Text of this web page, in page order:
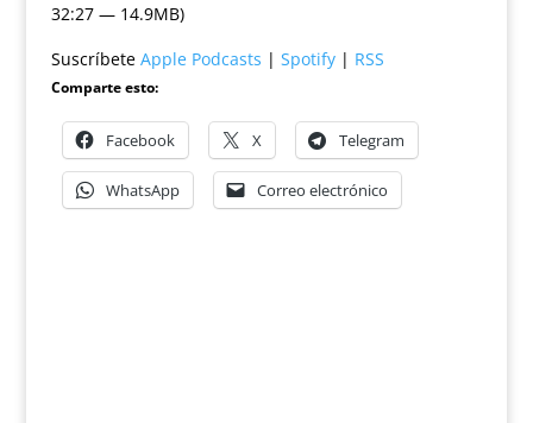
32:27 — 14.9MB)
Suscríbete Apple Podcasts | Spotify| RSS
Comparte esto:
Facebook X Telegram
WhatsApp Correo electrónico